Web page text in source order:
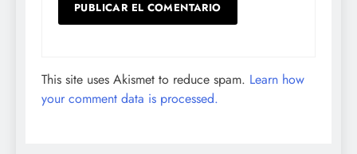
This site uses Akismet to reduce spam. Learn how
your comment data is processed.